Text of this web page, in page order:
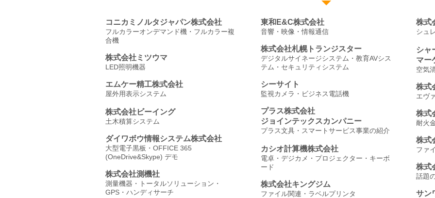
コニカミノルタジャパン株式会社
フルカラーオンデマンド機・フルカラー複
合機
株式会社ミツウマ
LED照明機器
エムケー精工株式会社
屋外用表示システム
株式会社ビーイング
土木積算システム
ダイワボウ情報システム株式会社
大型電子黒板・OFFICE 365
(OneDrive&Skype) デモ
株式会社測機社
測量機器・トータルソリューション・
GPS・ハンディサーチ
東和E&C株式会社
音響・映像・情報通信
株式会社札幌トランジスター
デジタルサイネージシステム・教育AVシス
テム・セキュリティシステム
シーサイト
監視カメラ・ビジネス電話機
プラス株式会社
ジョインテックスカンパニー
プラス文具・スマートサービス事業の紹介
カシオ計算機株式会社
電卓・デジカメ・プロジェクター・キーボ
ード
株式会社キングジム
ファイル関連・ラベルプリンタ
株式
シュ
シャ
マー
空気
株式
エヴ
株式
耐火
株式
ファ
株式
話題
サン